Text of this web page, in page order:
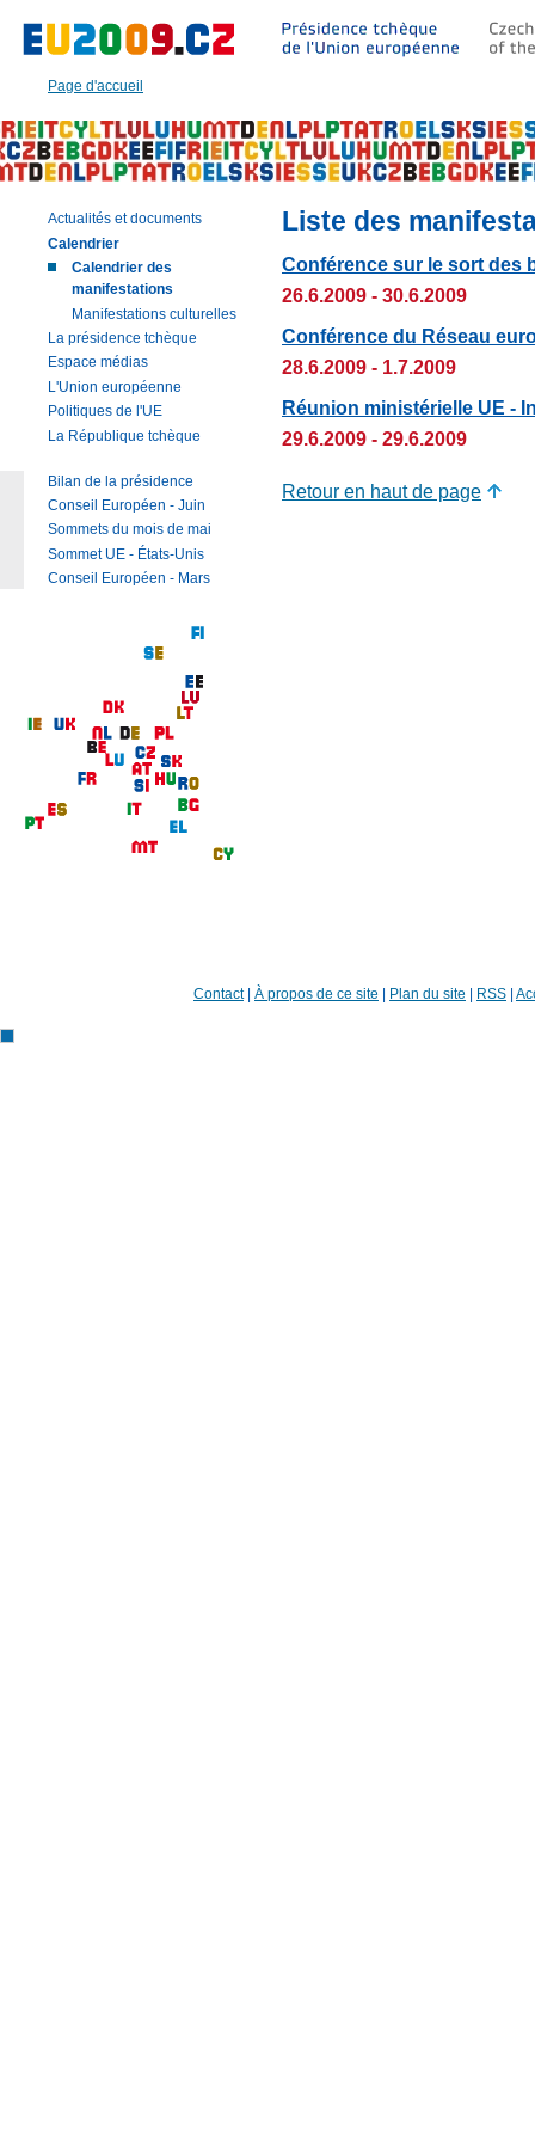
Page d'accueil
Texte
cette
page
|
Navigation
Recherche
Liste des
Conférence sur le sort des
26.6.2009 - 30.6.2009
Conférence du Réseau
28.6.2009 - 1.7.2009
Réunion ministérielle UE -
29.6.2009 - 29.6.2009
Retour en haut de page
Actualités et documents
Calendrier
Calendrier des
manifestations
Manifestations culturelles
La présidence tchèque
Espace médias
L'Union européenne
Politiques de l'UE
La République tchèque
Bilan de la présidence
Conseil Européen - Juin
Sommets du mois de mai
Sommet UE - États-Unis
Conseil Européen - Mars
Contact| À propos de ce site Plan du site RSS